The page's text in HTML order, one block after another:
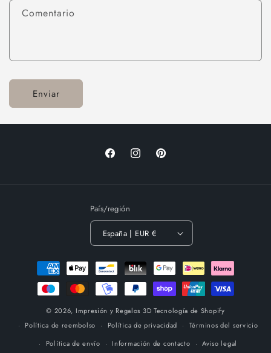
Comentario
Enviar
FacebookInstagramPinterest
País/región
España | EUR €
Formas
pago
© 2026, Impresión y Regalos 3D Tecnología de Shopify
Política de reembolso
Política de privacidad
Términos del servicio
Política de envío
Información de contacto Aviso legal